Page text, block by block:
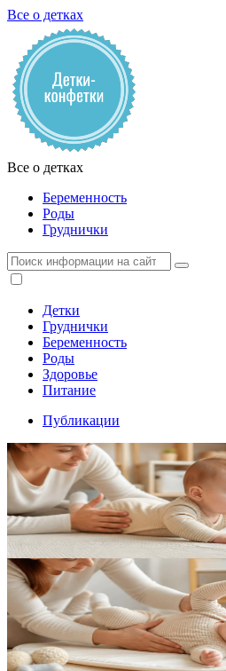
Все о детках
Все о детках
Беременность
Роды
Груднички
Детки
Груднички
Беременность
Роды
Здоровье
Питание
Публикации